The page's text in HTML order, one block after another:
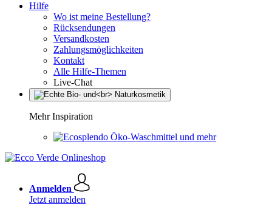
Hilfe
Wo ist meine Bestellung?
Rücksendungen
Versandkosten
Zahlungsmöglichkeiten
Kontakt
Alle Hilfe-Themen
Live-Chat
Mehr Inspiration
Öko-Waschmittel und mehr
Anmelden
Jetzt anmelden